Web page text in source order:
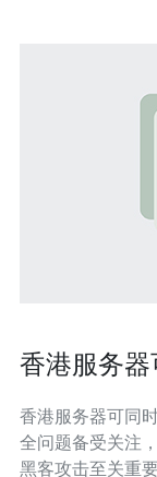
香港服务器
香港服务器可同时使用高防IP
全问题备受关注
黑客攻击至关重